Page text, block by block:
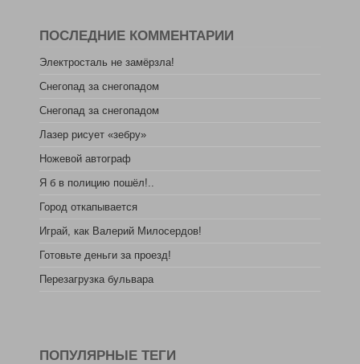
ПОСЛЕДНИЕ КОММЕНТАРИИ
Электросталь не замёрзла!
Снегопад за снегопадом
Снегопад за снегопадом
Лазер рисует «зебру»
Ножевой автограф
Я б в полицию пошёл!..
Город откапывается
Играй, как Валерий Милосердов!
Готовьте деньги за проезд!
Перезагрузка бульвара
ПОПУЛЯРНЫЕ ТЕГИ